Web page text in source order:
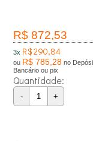
R$ 872,53
3x R$ 290,84
ou R$ 785,28 no Depósito
Bancário ou pix
Quantidade:
- +